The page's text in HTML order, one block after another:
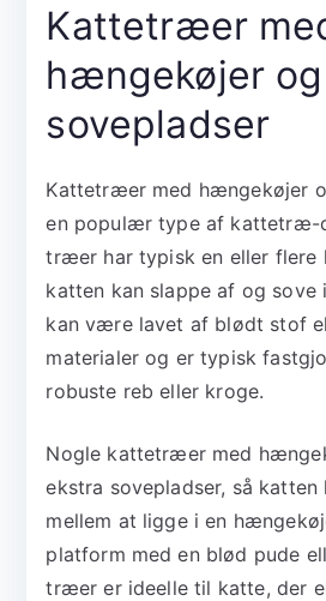
Kattetræer
hængekøjer og
sovepladser
Kattetræer med hængekøjer
en populær type af kattetræ-
træer har typisk en eller flere
katten kan slappe af og sove
kan være lavet af blødt stof
materialer og er typisk
robuste reb eller kroge.
Nogle kattetræer med
ekstra sovepladser, så
mellem at ligge i en
platform med en blød pude
træer er ideelle til katte, der